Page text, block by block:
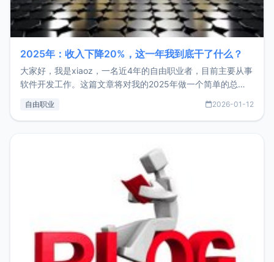
2025年：收入下降20%，这一年我到底干了什么？
大家好，我是xiaoz，一名近4年的自由职业者，目前主要从事
软件开发工作。这篇文章将对我的2025年做一个简单的总
收入下降20%，但却过得很充实，2026年不求突破，但求保
自由职业 2026-01-12